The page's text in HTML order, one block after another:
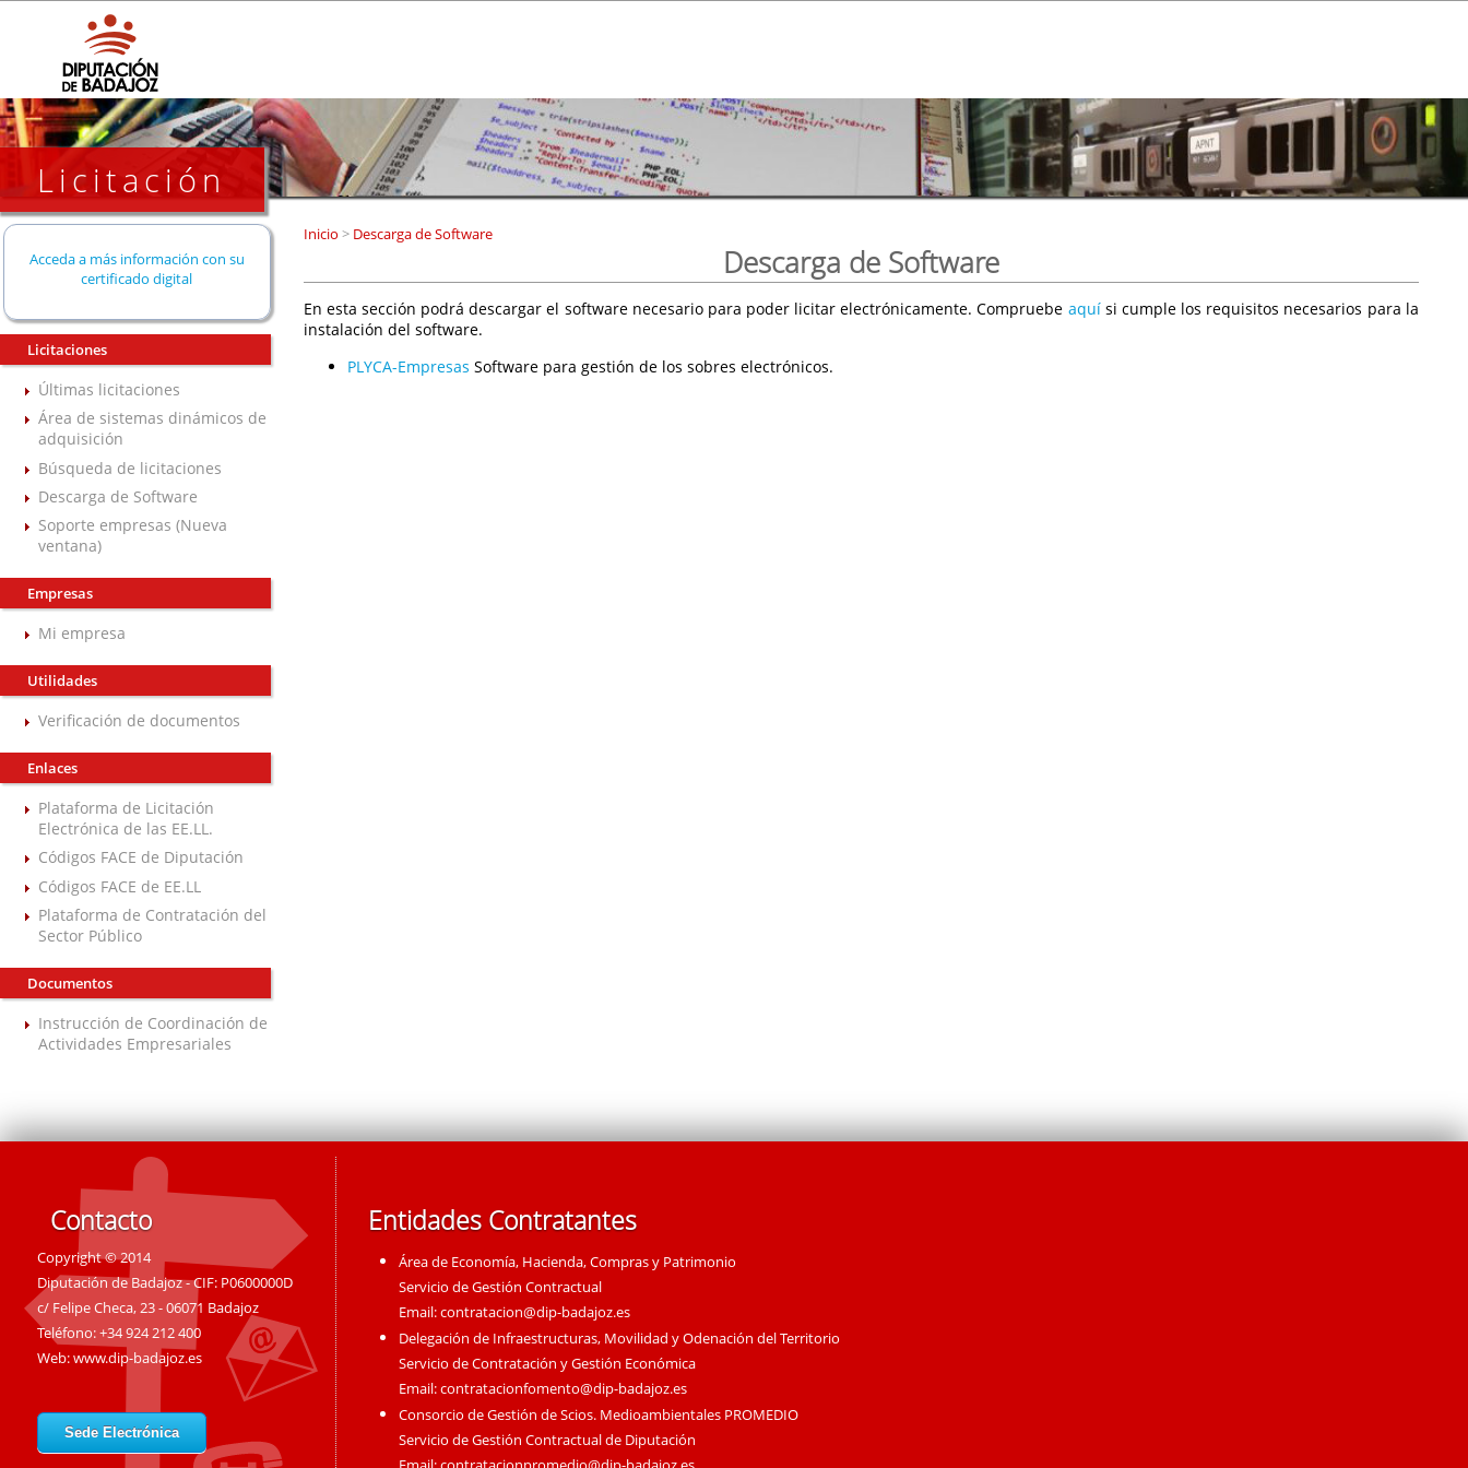
Licitación
Acceda a más información con su
certificado digital
Licitaciones
Últimas licitaciones
Área de sistemas dinámicos de
adquisición
Búsqueda de licitaciones
Descarga de Software
Soporte empresas (Nueva
ventana)
Empresas
Mi empresa
Utilidades
Verificación de documentos
Enlaces
Plataforma de Licitación
Electrónica de las EE.LL.
Códigos FACE de Diputación
Códigos FACE de EE.LL
Plataforma de Contratación del
Sector Público
Documentos
Instrucción de Coordinación de
Actividades Empresariales
Inicio >Descarga de Software
Descarga de Software
En esta sección podrá descargar el software necesario para poder licitar electrónicamente. Compruebe aquísi cumple los requisitos necesarios para la
instalación del software.
PLYCA-Empresas Software para gestión de los sobres electrónicos.
Contacto
Copyright © 2014
Diputación de Badajoz - CIF: P0600000D
c/ Felipe Checa, 23 - 06071 Badajoz
Teléfono: +34 924 212 400
Web:www.dip-badajoz.es
Sede Electrónica
Entidades Contratantes
Área de Economía, Hacienda, Compras y Patrimonio
Servicio de Gestión Contractual
Email:contratacion@dip-badajoz.es
Delegación de Infraestructuras, Movilidad y Odenación del Territorio
Servicio de Contratación y Gestión Económica
Email:contratacionfomento@dip-badajoz.es
Consorcio de Gestión de Scios. Medioambientales PROMEDIO
Servicio de Gestión Contractual de Diputación